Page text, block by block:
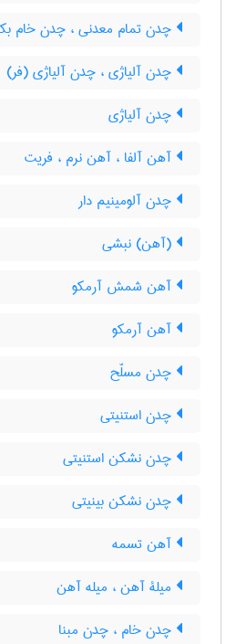
چدن تمام معدنی ، چدن خام
چدن آلیاژی ، چدن آلیاژی (فر)
چدن آلیاژی
آهن آلفا ، آهن نرم ، فریت
چدن آلومینیم دار
(آهن) نبشی
آهن شمش آرمکو
آهن آرمکو
چدن مسلّح
چدن استنیتی
چدن نشکن استنیتی
چدن نشکن بینیتی
آهن تسمه
میلۀ آهن ، میله آهن
چدن خام ، چدن مبنا